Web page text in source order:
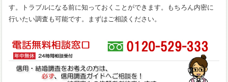
す。トラブルになる前に知っておくことができます。もちろん内密に
行いたい調査も可能です。まずはご相談ください。